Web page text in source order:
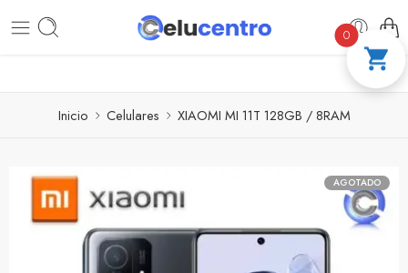
PAGA A CUOTAS CON ADDI COMPRA
Inicio Celulares XIAOMI MI 11T 128GB / 8RAM
AGOTADO
0